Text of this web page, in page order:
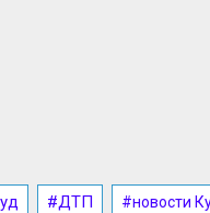
#ДТП #новости